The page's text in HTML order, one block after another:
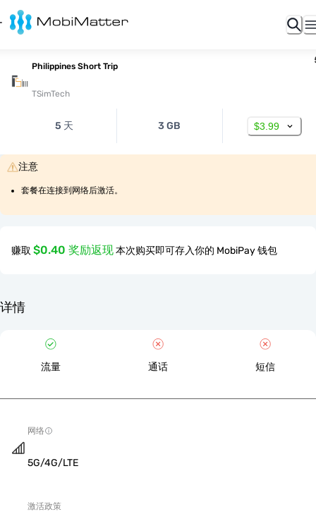
Philippines Short Trip
TSimTech
5 天 3 GB $3.99
注意
套餐在连接到网络后激活。
赚取 $0.40 奖励返现本次购买即可存入你的 MobiPay 钱包
详情
流量 通话 短信
网络
5G/4G/LTE
激活政策